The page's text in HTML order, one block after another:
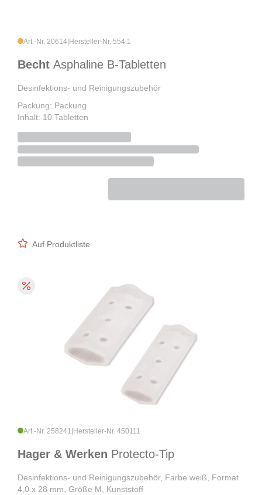
Art.-Nr. 20614 Hersteller-Nr. 554.1
Becht Asphaline B-Tabletten
Desinfektions- und Reinigungszubehör
Packung: Packung
Inhalt: 10 Tabletten
Auf Produktliste
Art.-Nr. 258241 Hersteller-Nr. 450111
Hager & Werken Protecto-Tip
Desinfektions- und Reinigungszubehör, Farbe weiß, Format
4,0 x 28 mm, Größe M, Kunststoff